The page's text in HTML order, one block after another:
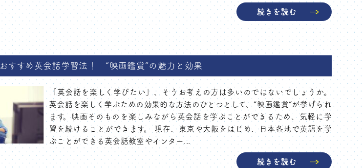
続きを読む
おすすめ英会話学習法！ “映画鑑賞”の魅力と効果
「英会話を楽しく学びたい」、そうお考えの方は多いのではないでしょうか。
英会話を楽しく学ぶための効果的な方法のひとつとして、“映画鑑賞”が挙げられ
ます。映画そのものを楽しみながら英会話を学ぶことができるため、気軽に学
習を続けることができます。 現在、東京や大阪をはじめ、日本各地で英語を学
ぶことができる英会話教室やインター...
続きを読む